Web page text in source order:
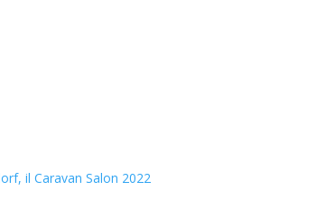
il Caravan Salon 2022